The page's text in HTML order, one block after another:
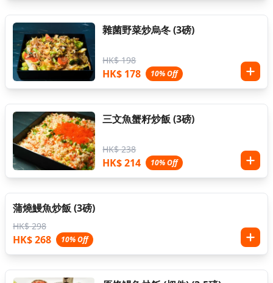
雜菌野菜炒烏冬 (3磅)
HK$ 198
HK$ 178 10% Off
三文魚蟹籽炒飯 (3磅)
HK$ 238
HK$ 214 10% Off
蒲燒鰻魚炒飯 (3磅)
HK$ 298
HK$ 268 10% Off